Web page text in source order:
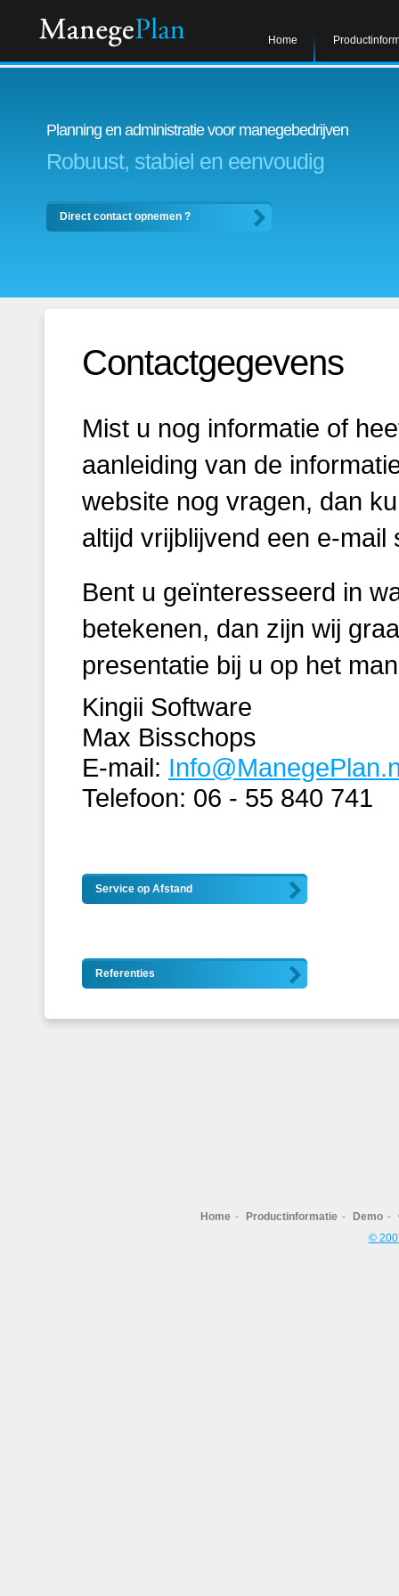
Home
Planning en administratie voor manegebedrijven
Robuust, stabiel en eenvoudig
Direct contact opnemen ?
Contactgegevens
Mist u nog informatie of
aanleiding van de
website nog vragen, dan
altijd vrijblijvend een e-mail
Bent u geïnteresseerd in
betekenen, dan zijn wij
presentatie bij u op het
Kingii Software
Max Bisschops
E-mail:
Telefoon: 06 - 55 840 741
Service op Afstand
Referenties
Home - Productinformatie - Demo -
©